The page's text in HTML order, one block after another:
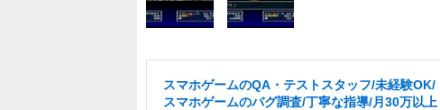
スマホゲームのQA・テストスタッフ/未経験OK/
スマホゲームのバグ調査/丁寧な指導/月30万以上